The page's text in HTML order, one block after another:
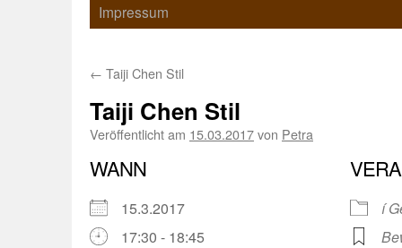
Impressum
← Taiji Chen Stil
Taiji Chen Stil
Veröffentlicht am 15.03.2017von Petra
WANN
15.3.2017
17:30 - 18:45
í